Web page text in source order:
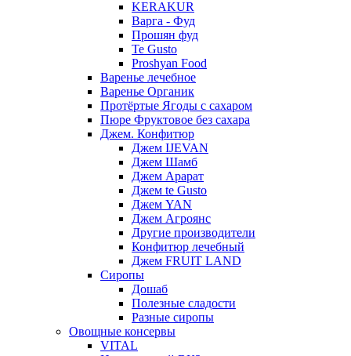
KERAKUR
Варга - Фуд
Прошян фуд
Te Gusto
Proshyan Food
Варенье лечебное
Варенье Органик
Протёртые Ягоды с сахаром
Пюре Фруктовое без сахара
Джем. Конфитюр
Джем IJEVAN
Джем Шамб
Джем Арарат
Джем te Gusto
Джем YAN
Джем Агроянс
Другие производители
Конфитюр лечебный
Джем FRUIT LAND
Сиропы
Дошаб
Полезные сладости
Разные сиропы
Овощные консервы
VITAL